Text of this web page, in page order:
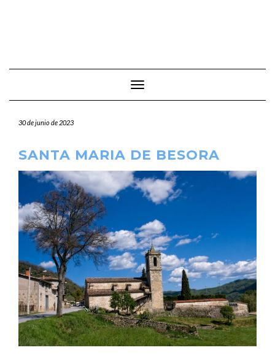
Cambiar modo de navegación
30 de junio de 2023
SANTA MARIA DE BESORA